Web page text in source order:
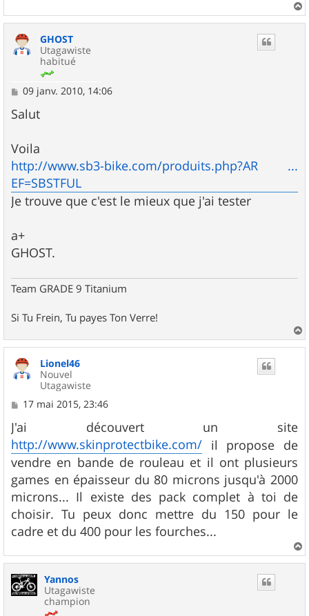
a
GHOST
Utagawiste
habitué
M
s
s
g
e
09 janv. 2010, 14:06
Salut
Voila
http://www.sb3-bike.com/produits.php?AR ...
EF=SBSTFUL
Je trouve que c'est le mieux que j'ai tester
a+
GHOST.
Team GRADE 9 Titanium
Si Tu Frein, Tu payes Ton Verre!
a
u
Lionel46
Nouvel
Utagawiste
M
s
s
a
g
e
17 mai 2015, 23:46
J'ai découvert un site
http://www.skinprotectbike.com/ il propose de
vendre en bande de rouleau et il ont plusieurs
games en épaisseur du 80 microns jusqu'à 2000
microns... Il existe des pack complet à toi de
choisir. Tu peux donc mettre du 150 pour le
cadre et du 400 pour les fourches...
a
Yannos
Utagawiste
champion